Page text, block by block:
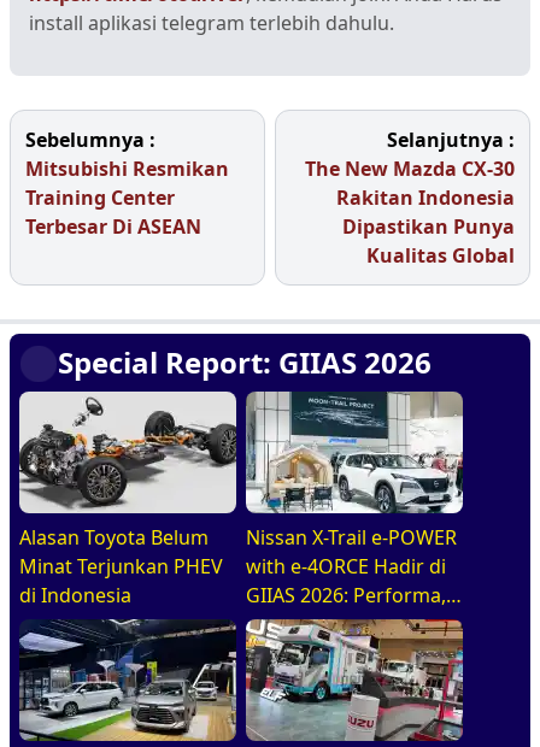
install aplikasi telegram terlebih dahulu.
Sebelumnya :
Mitsubishi Resmikan
Training Center
Terbesar Di ASEAN
Selanjutnya :
The New Mazda CX-30
Rakitan Indonesia
Dipastikan Punya
Kualitas Global
Special Report: GIIAS 2026
Alasan Toyota Belum
Minat Terjunkan PHEV
di Indonesia
Nissan X-Trail e-POWER
with e-4ORCE Hadir di
GIIAS 2026: Performa,
Kenyamanan, dan
Teknologi Elektrifikasi
dalam Satu Paket